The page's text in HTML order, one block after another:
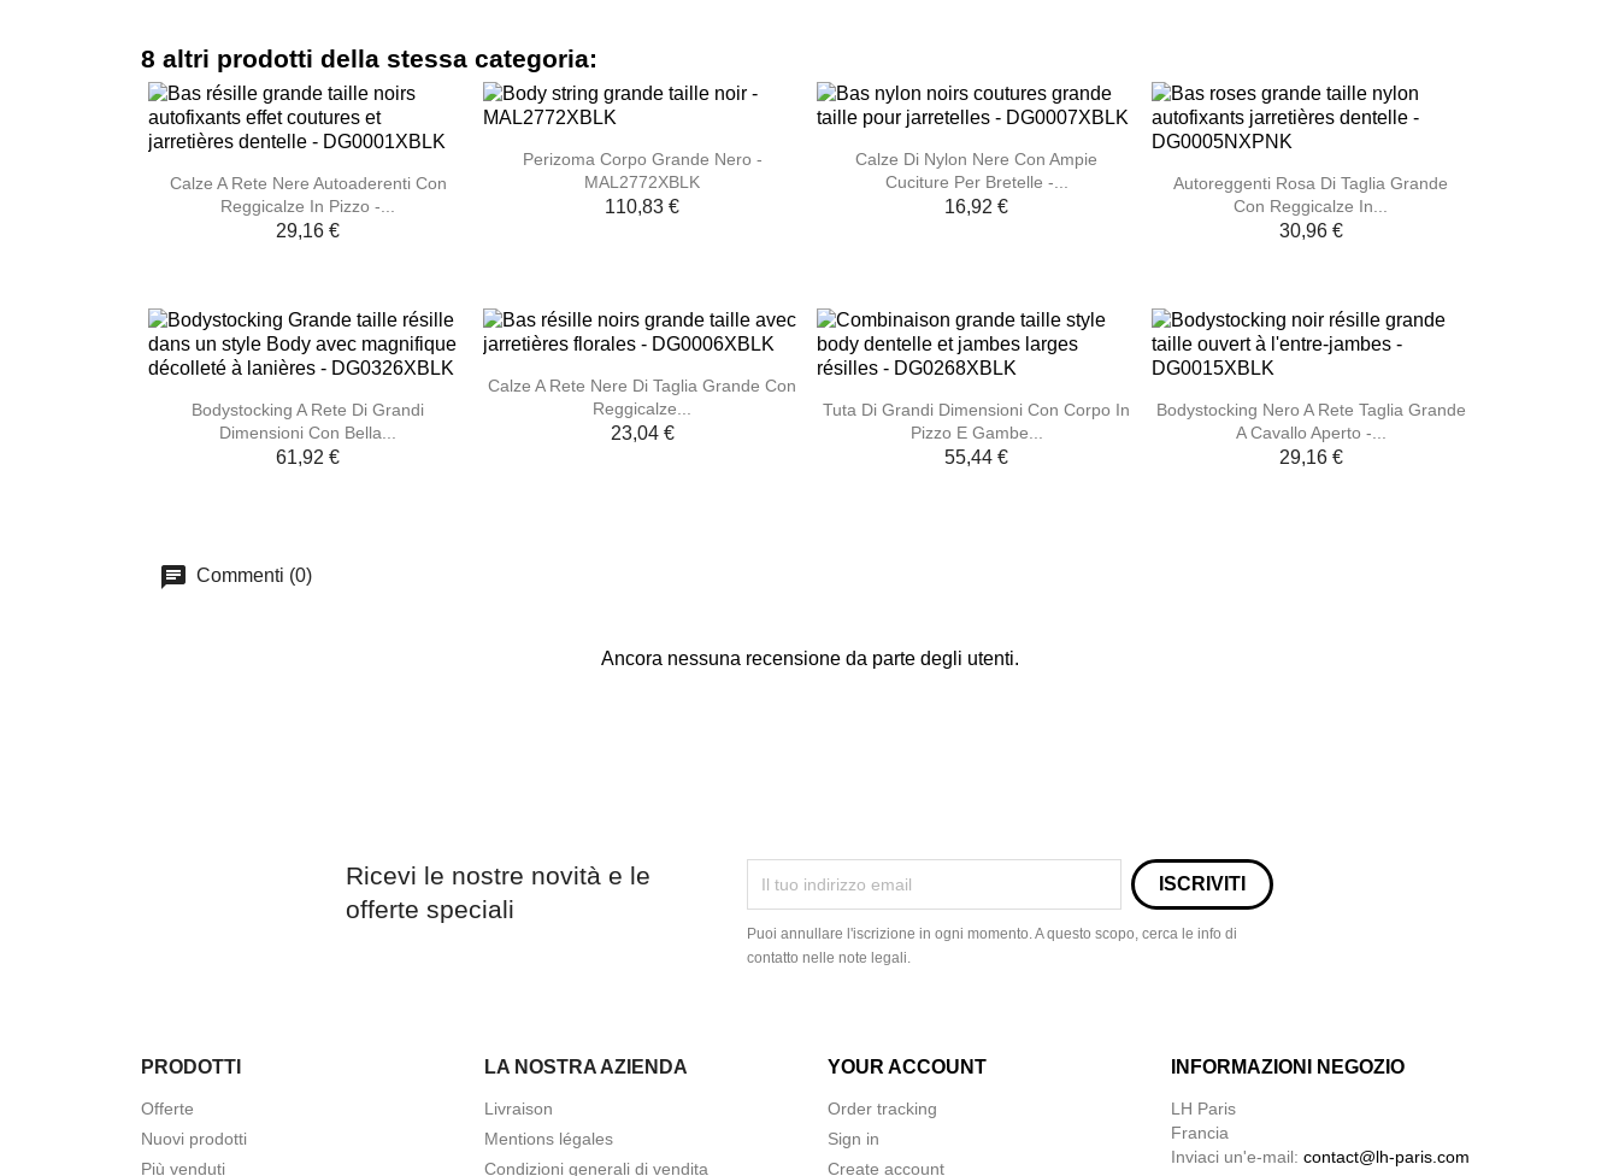
8 altri prodotti della stessa categoria:
Anteprima
Calze A Rete Nere Autoaderenti Con
Reggicalze In Pizzo -...
29,16 €
Anteprima
Perizoma Corpo Grande Nero -
MAL2772XBLK
110,83 €
Anteprima
Calze Di Nylon Nere Con Ampie
Cuciture Per Bretelle -...
16,92 €
Anteprima
Autoreggenti Rosa Di Taglia Grande
Con Reggicalze In...
30,96 €
Anteprima
Bodystocking A Rete Di Grandi
Dimensioni Con Bella...
61,92 €
Anteprima
Calze A Rete Nere Di Taglia Grande Con
Reggicalze...
23,04 €
Anteprima
Tuta Di Grandi Dimensioni Con Corpo In
Pizzo E Gambe...
55,44 €
Anteprima
Bodystocking Nero A Rete Taglia Grande
A Cavallo Aperto -...
29,16 €
Commenti (0)
Ancora nessuna recensione da parte degli utenti.
Ricevi le nostre novità e le
offerte speciali
Puoi annullare l'iscrizione in ogni momento. A questo scopo, cerca le info di
contatto nelle note legali.
PRODOTTI
Offerte
Nuovi prodotti
Più venduti
LA NOSTRA AZIENDA
Livraison
Mentions légales
Condizioni generali di vendita
YOUR ACCOUNT
Order tracking
Sign in
Create account
INFORMAZIONI NEGOZIO
LH Paris
Francia
Inviaci un'e-mail: contact@lh-paris.com